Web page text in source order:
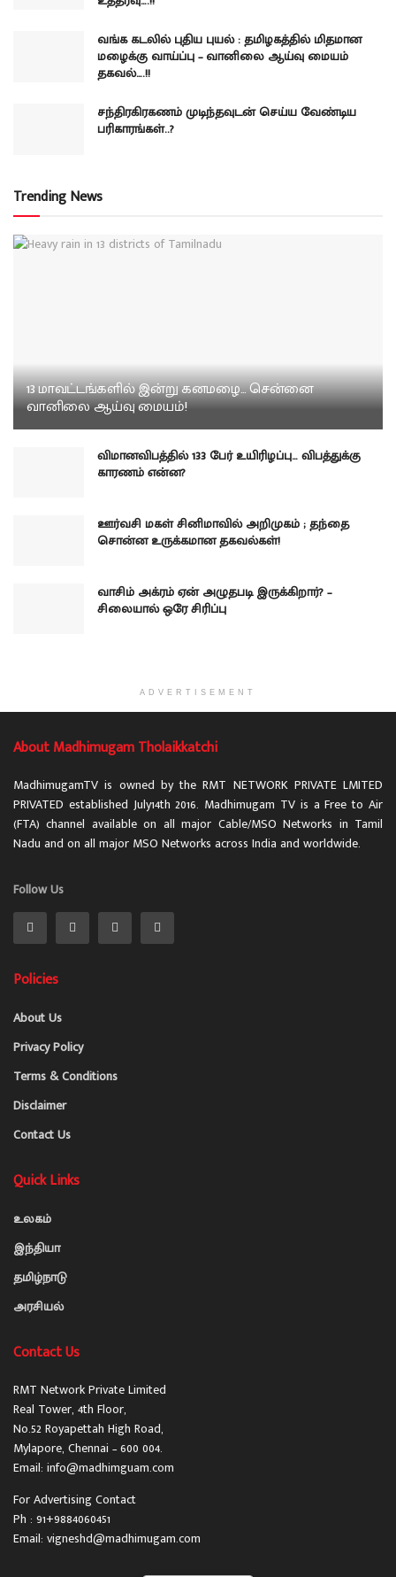
வங்க கடலில் புதிய புயல் : தமிழகத்தில் மிதமான
மழைக்கு வாய்ப்பு – வானிலை ஆய்வு மையம்
தகவல்….!!
சந்திரகிரகணம் முடிந்தவுடன் செய்ய வேண்டிய
பரிகாரங்கள்..?
Trending News
13 மாவட்டங்களில் இன்று கனமழை… சென்னை
வானிலை ஆய்வு மையம்!
விமானவிபத்தில் 133 பேர் உயிரிழப்பு… விபத்துக்கு
காரணம் என்ன?
ஊர்வசி மகள் சினிமாவில் அறிமுகம் ; தந்தை
சொன்ன உருக்கமான தகவல்கள்!
வாசிம் அக்ரம் ஏன் அழுதபடி இருக்கிறார்? –
சிலையால் ஒரே சிரிப்பு
ADVERTISEMENT
About Madhimugam Tholaikkatchi
MadhimugamTV is owned by the RMT NETWORK PRIVATE LMITED
PRIVATED established July14th 2016. Madhimugam TV is a Free to Air
(FTA) channel available on all major Cable/MSO Networks in Tamil
Nadu and on all major MSO Networks across India and worldwide.
Follow Us
Policies
About Us
Privacy Policy
Terms & Conditions
Disclaimer
Contact Us
Quick Links
உலகம்
இந்தியா
தமிழ்நாடு
அரசியல்
Contact Us
RMT Network Private Limited
Real Tower, 4th Floor,
No.52 Royapettah High Road,
Mylapore, Chennai – 600 004.
Email: info@madhimguam.com
For Advertising Contact
Ph : 91+9884060451
Email: vigneshd@madhimugam.com